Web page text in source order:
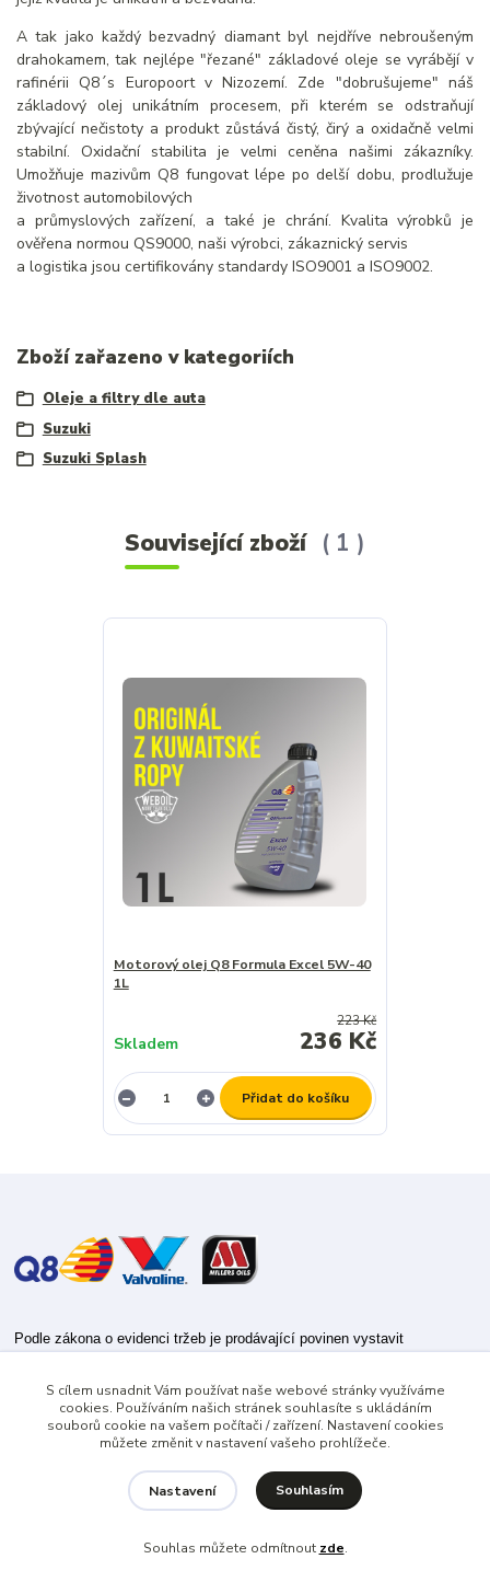
A tak jako každý bezvadný diamant byl nejdříve nebroušeným
drahokamem, tak nejlépe "řezané" základové oleje se vyrábějí v
rafinérii Q8´s Europoort v Nizozemí. Zde "dobrušujeme" náš
základový olej unikátním procesem, při kterém se odstraňují
zbývající nečistoty a produkt zůstává čistý, čirý a oxidačně velmi
stabilní. Oxidační stabilita je velmi ceněna našimi zákazníky.
Umožňuje mazivům Q8 fungovat lépe po delší dobu, prodlužuje
životnost automobilových
a průmyslových zařízení, a také je chrání. Kvalita výrobků je
ověřena normou QS9000, naši výrobci, zákaznický servis
a logistika jsou certifikovány standardy ISO9001 a ISO9002.
Zboží zařazeno v kategoriích
Oleje a filtry dle auta
Suzuki
Suzuki Splash
Související zboží 1
Motorový olej Q8 Formula Excel 5W-40
1L
223 Kč
236 Kč
Skladem
Přidat do košíku
Podle zákona o evidenci tržeb je prodávající povinen vystavit
Zároveň je povinen zaevidovat přijatou tržbu u správce daně online; v
případě technického výpadku pak nejpozději do 48 hodin.
S cílem usnadnit Vám používat naše webové stránky využíváme
cookies. Používáním našich stránek souhlasíte s ukládáním
souborů cookie na vašem počítači / zařízení. Nastavení cookies
můžete změnit v nastavení vašeho prohlížeče.
Nastavení Souhlasím
Souhlas můžete odmítnout zde.